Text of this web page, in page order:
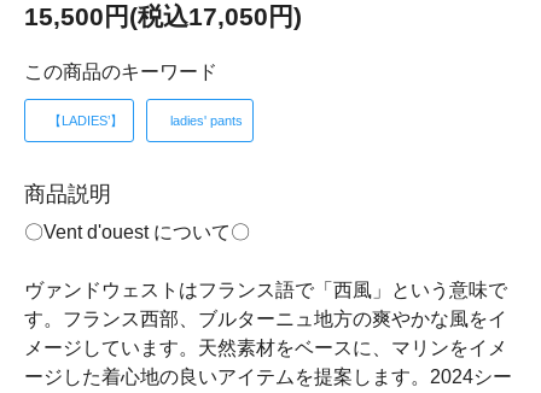
15,500円(税込17,050円)
この商品のキーワード
【LADIES’】 ladies' pants
商品説明
〇Vent d'ouest について〇
ヴァンドウェストはフランス語で「西風」という意味で
す。フランス西部、ブルターニュ地方の爽やかな風をイ
メージしています。天然素材をベースに、マリンをイメ
ージした着心地の良いアイテムを提案します。2024シー